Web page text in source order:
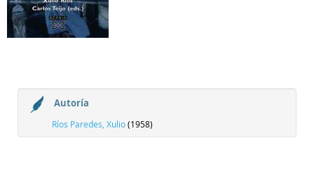
Autoría
Ríos Paredes, Xulio(1958)